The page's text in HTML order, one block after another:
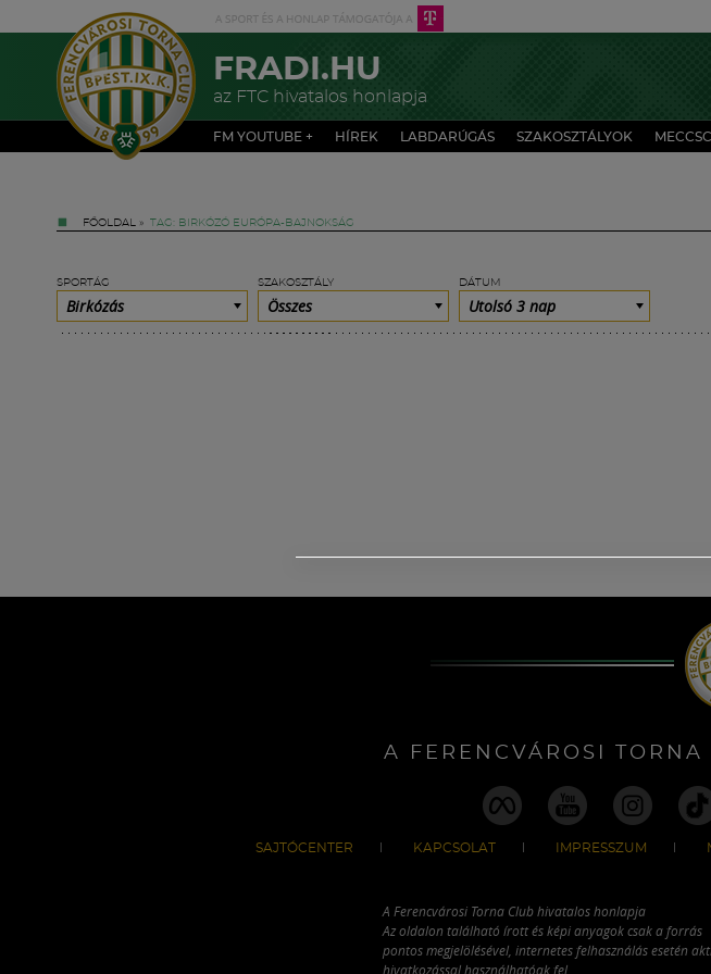
FRADI.HU
az FTC hivatalos honlapja
FM YOUTUBE + HÍREK LABDARÚGÁS SZAKOSZTÁLYOK
FŐOLDAL » TAG: BIRKÓZÓ EURÓPA-BAJNOKSÁG
SPORTÁG
Birkózás
SZAKOSZTÁLY
Összes
DÁTUM
Utolsó 3 nap
A FERENCVÁROSI
SAJTÓCENTER KAPCSOLAT IMPRESSZUM
A Ferencvárosi Torna Club hivatalos honlapja
Az oldalon található írott és képi anyagok csak a forrás
pontos megjelölésével, internetes felhasználás esetén
hivatkozással használhatóak fel.